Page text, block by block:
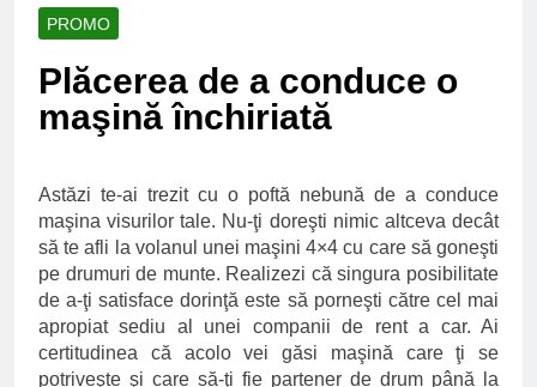
Donald Trump
6 Ani Ago
Earthing sau
beneficiile contactului
Este posibil sa ne
iertam?
6 Ani Ago
PROMO
Plăcerea de a conduce o
maşină închiriată
Astăzi te-ai trezit cu o poftă nebună de a conduce
maşina visurilor tale. Nu-ţi doreşti nimic altceva decât
să te afli la volanul unei maşini 4×4 cu care să goneşti
pe drumuri de munte. Realizezi că singura posibilitate
de a-ţi satisface dorinţă este să porneşti către cel mai
apropiat sediu al unei companii de rent a car. Ai
certitudinea că acolo vei găsi maşină care ţi se
potriveşte şi care să-ţi fie partener de drum până la